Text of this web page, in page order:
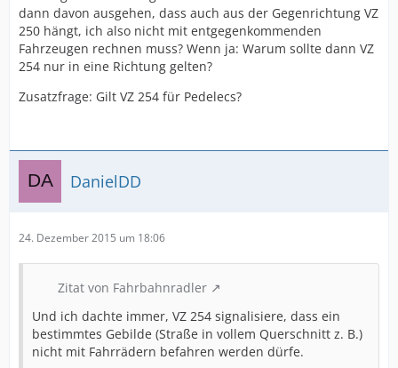
dann davon ausgehen, dass auch aus der Gegenrichtung VZ
250 hängt, ich also nicht mit entgegenkommenden
Fahrzeugen rechnen muss? Wenn ja: Warum sollte dann VZ
254 nur in eine Richtung gelten?
Zusatzfrage: Gilt VZ 254 für Pedelecs?
DanielDD
24. Dezember 2015 um 18:06
Zitat von Fahrbahnradler
Und ich dachte immer, VZ 254 signalisiere, dass ein
bestimmtes Gebilde (Straße in vollem Querschnitt z. B.)
nicht mit Fahrrädern befahren werden dürfe.